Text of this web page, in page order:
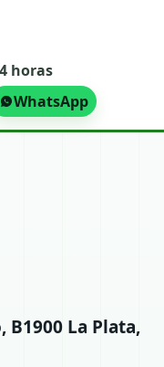
horas
WhatsApp
B1900 La Plata,